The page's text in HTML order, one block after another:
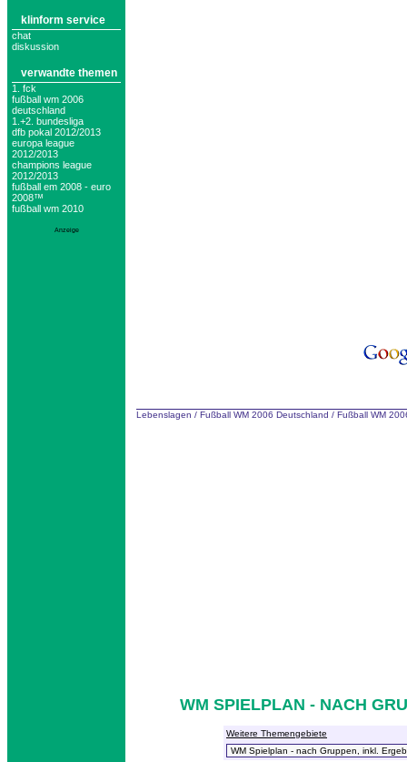
klinform service
chat
diskussion
verwandte themen
1. fck
fußball wm 2006
deutschland
1.+2. bundesliga
dfb pokal 2012/2013
europa league
2012/2013
champions league
2012/2013
fußball em 2008 - euro
2008™
fußball wm 2010
Anzeige
Lebenslagen / Fußball WM 2006 Deutschland / Fußball WM
WM SPIELPLAN - NACH
Weitere Themengebiete